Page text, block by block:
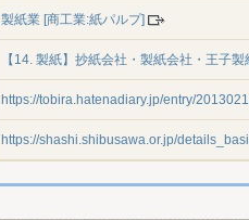
製紙業 [商工業:紙パルプ]
【14. 製紙】抄紙会社・製紙会社・王子
https://tobira.hatenadiary.jp/entry/
https://shashi.shibusawa.or.jp/